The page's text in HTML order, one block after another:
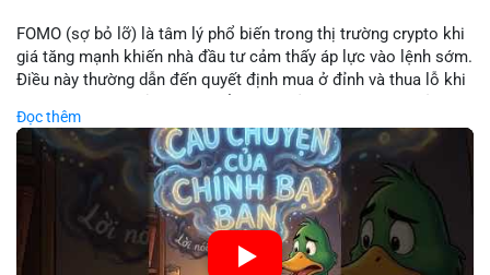
FOMO (sợ bỏ lỡ) là tâm lý phổ biến trong thị trường crypto khi
giá tăng mạnh khiến nhà đầu tư cảm thấy áp lực vào lệnh sớm.
Điều này thường dẫn đến quyết định mua ở đỉnh và thua lỗ khi
chiến lược đầu tư rõ ràng.
🎥 Xem video trực tiếp tại:
Nguồn: Cú Thông Thái
Đọc thêm